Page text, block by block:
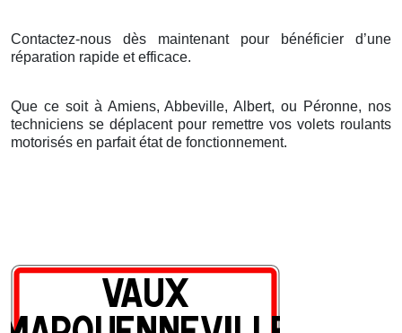
Contactez-nous dès maintenant pour bénéficier d’une
réparation rapide et efficace.
Que ce soit à Amiens, Abbeville, Albert, ou Péronne, nos
techniciens se déplacent pour remettre vos volets roulants
motorisés en parfait état de fonctionnement.